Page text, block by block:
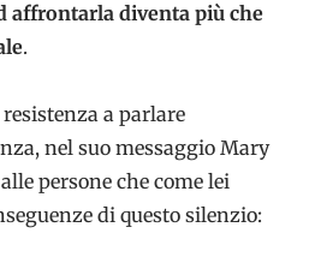
affrontarla diventa più che
.
a parlare
nel suo messaggio Mary
persone che come lei
di questo silenzio: